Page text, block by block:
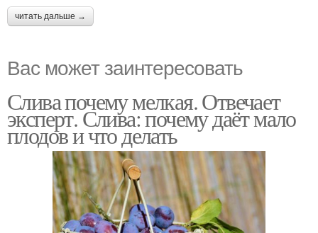
читать дальше →
Вас может заинтересовать
Слива почему мелкая. Отвечает
эксперт. Слива: почему даёт мало
плодов и что делать